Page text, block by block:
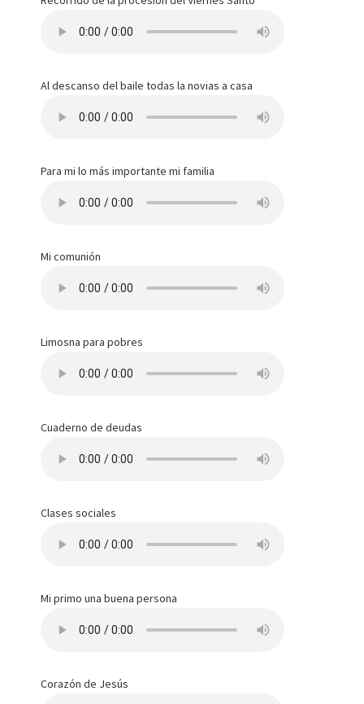
Al descanso del baile todas la novias a casa
Para mi lo más importante mi familia
Mi comunión
Limosna para pobres
Cuaderno de deudas
Clases sociales
Mi primo una buena persona
Corazón de Jesús